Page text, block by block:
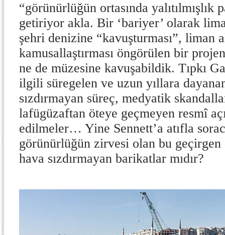
“görünürlüğün ortasında yalıtılmışlık
getiriyor akla. Bir ‘bariyer’ olarak
şehri denizine “kavuşturması”, liman
kamusallaştırması öngörülen bir
ne de müzesine kavuşabildik. Tıpkı
ilgili süregelen ve uzun yıllara dayanan
sızdırmayan süreç, medyatik
lafügüzaftan öteye geçmeyen resmî
edilmeler… Yine Sennett’a atıfla
görünürlüğün zirvesi olan bu geçirgen
hava sızdırmayan barikatlar mıdır?